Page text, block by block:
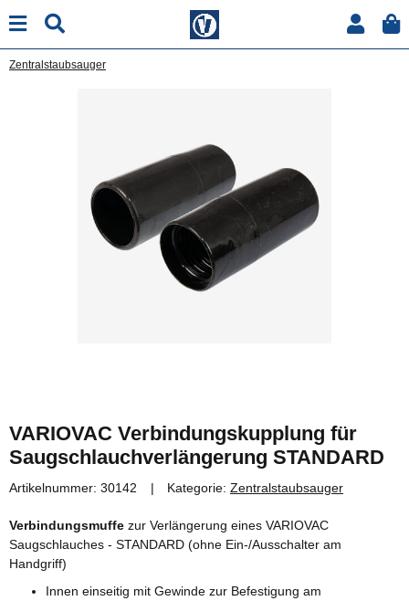
Zentralstaubsauger
VARIOVAC Verbindungskupplung für
Saugschlauchverlängerung STANDARD
Artikelnummer: 30142 Kategorie: Zentralstaubsauger
Verbindungsmuffe zur Verlängerung eines VARIOVAC
Saugschlauches - STANDARD (ohne Ein-/Ausschalter am
Handgriff)
Innen einseitig mit Gewinde zur Befestigung am